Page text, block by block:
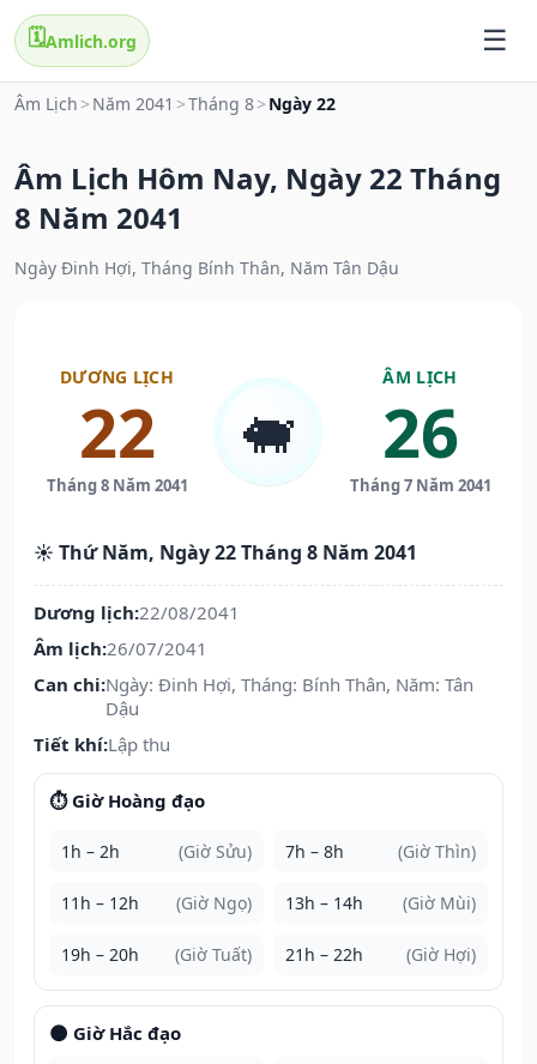
🗓️Amlich.org
Âm Lịch > Năm 2041 >Tháng 8> Ngày 22
Âm Lịch Hôm Nay, Ngày 22 Tháng
8 Năm 2041
Ngày Đinh Hợi, Tháng Bính Thân, Năm Tân Dậu
DƯƠNG LỊCH
22
Tháng 8 Năm 2041
🐖
ÂM LỊCH
26
Tháng 7 Năm 2041
☀️ Thứ Năm, Ngày 22 Tháng 8 Năm 2041
Dương lịch:22/08/2041
Âm lịch:26/07/2041
Can chi:Ngày: Đinh Hợi, Tháng: Bính Thân, Năm: Tân
Dậu
Tiết khí:Lập thu
⏱️ Giờ Hoàng đạo
1h – 2h (Giờ Sửu) 7h – 8h (Giờ Thìn)
11h – 12h (Giờ Ngọ) 13h – 14h (Giờ Mùi)
19h – 20h (Giờ Tuất) 21h – 22h (Giờ Hợi)
🌑 Giờ Hắc đạo